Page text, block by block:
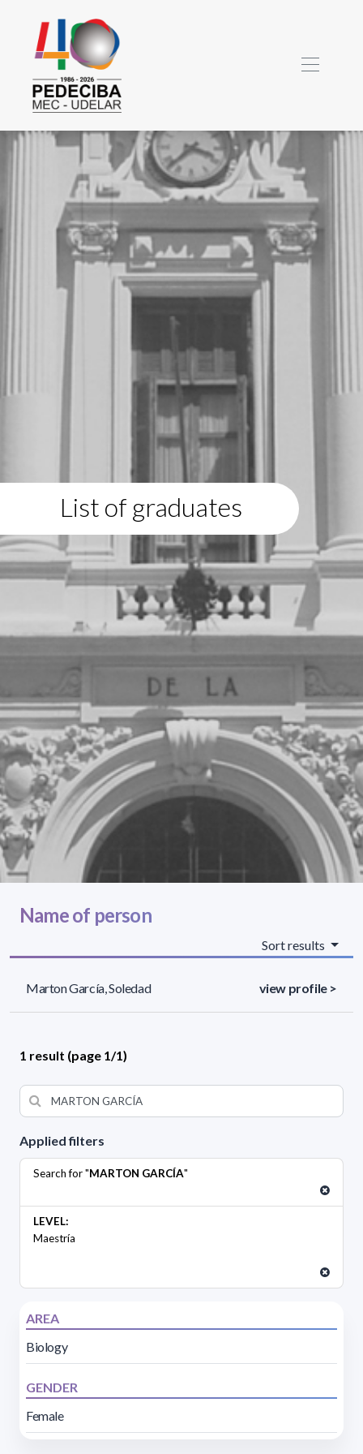
List of graduates
Applied filters
Search for "MARTON GARCÍA"
LEVEL:
Maestría
AREA
Biology
GENDER
Female
Name of person
Sort results
Marton García, Soledad view profile >
1 result (page 1/1)